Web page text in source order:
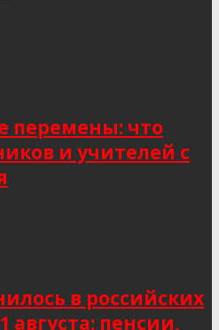
перемены: что
и учителей с
в российских
августа: пенсии,